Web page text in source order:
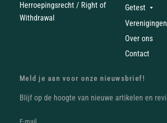
Herroepingsrecht / Right of
Withdrawal
Getest
Verenigingen
Over ons
Contact
Meld je aan voor onze nieuwsbrief!
Blijf op de hoogte van nieuwe artikelen en